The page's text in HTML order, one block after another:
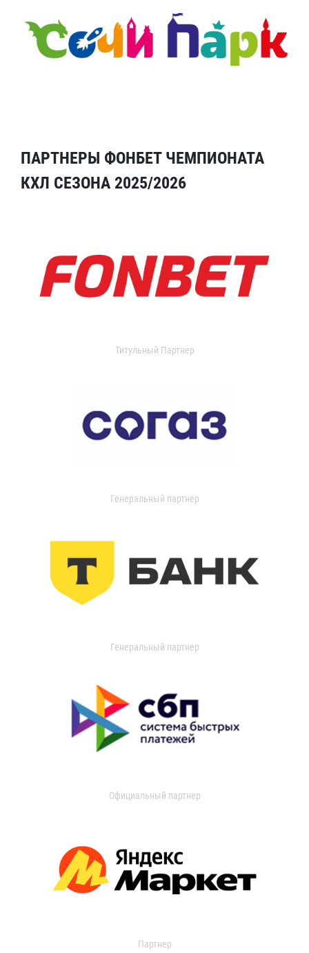
ПАРТНЕРЫ ФОНБЕТ ЧЕМПИОНАТА
КХЛ СЕЗОНА 2025/2026
Титульный Партнер
Генеральный партнер
Генеральный партнер
Официальный партнер
Партнер